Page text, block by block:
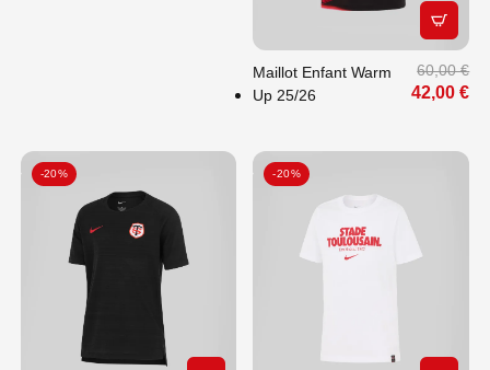
Maillot Enfant Warm
Up 25/26
60,00 €
42,00 €
-20% -20%